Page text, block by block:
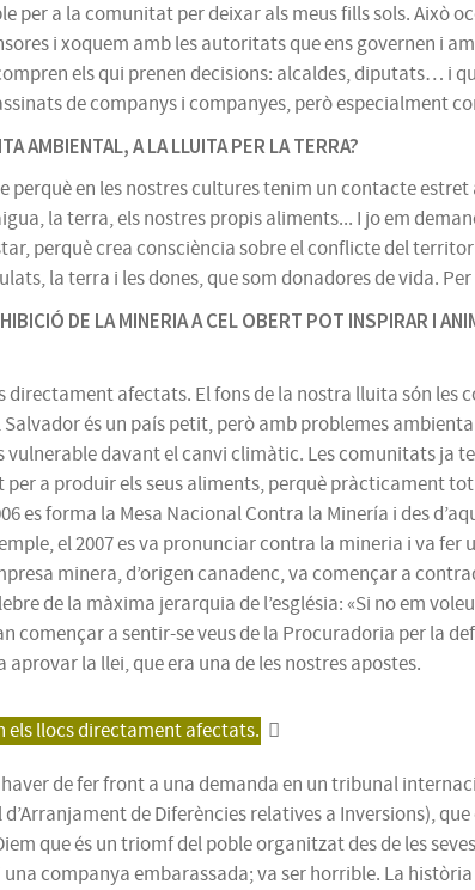
a la comunitat per deixar als meus fills sols. Això
i xoquem amb les autoritats que ens governen i
els qui prenen decisions: alcaldes, diputats… i
de companys i companyes, però especialment
AMBIENTAL, A LA LLUITA PER LA TERRA?
en les nostres cultures tenim un contacte estret
la terra, els nostres propis aliments... I jo em
perquè crea consciència sobre el conflicte del
la terra i les dones, que som donadores de vida.
DE LA MINERIA A CEL OBERT POT INSPIRAR I
directament afectats. El fons de la nostra lluita són
és un país petit, però amb problemes
davant el canvi climàtic. Les comunitats ja
a produir els seus aliments, perquè pràcticament
es forma la Mesa Nacional Contra la Minería i des
el 2007 es va pronunciar contra la mineria i va
minera, d’origen canadenc, va començar a
de la màxima jerarquia de l’església: «Si no em
a sentir-se veus de la Procuradoria per la
la llei, que era una de les nostres apostes.
els llocs directament afectats.
de fer front a una demanda en un tribunal
de Diferències relatives a Inversions),
que és un triomf del poble organitzat des de les
companya embarassada; va ser horrible. La